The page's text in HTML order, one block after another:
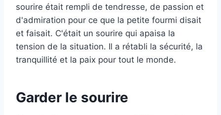
sourire était rempli de tendresse, de passion et
d'admiration pour ce que la petite fourmi disait
et faisait. C'était un sourire qui apaisa la
tension de la situation. Il a rétabli la sécurité, la
tranquillité et la paix pour tout le monde.
Garder le sourire